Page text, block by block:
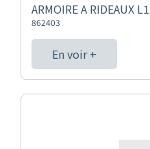
ARMOIRE A RIDEAUX
862403
En voir +